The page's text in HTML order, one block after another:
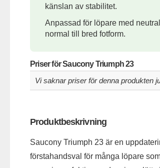
känslan av stabilitet.
Anpassad för löpare med
normal till bred fotform.
Priser för Saucony Triumph 23
Vi saknar priser för denna produkten
Produktbeskrivning
Saucony Triumph 23 är en
förstahandsval för många löpare